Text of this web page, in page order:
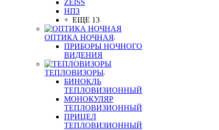
ZEISS
НПЗ
+ ЕЩЕ 13
ОПТИКА НОЧНАЯ
ПРИБОРЫ НОЧНОГО
ВИДЕНИЯ
ТЕПЛОВИЗОРЫ
БИНОКЛЬ
ТЕПЛОВИЗИОННЫЙ
МОНОКУЛЯР
ТЕПЛОВИЗИОННЫЙ
ПРИЦЕЛ
ТЕПЛОВИЗИОННЫЙ